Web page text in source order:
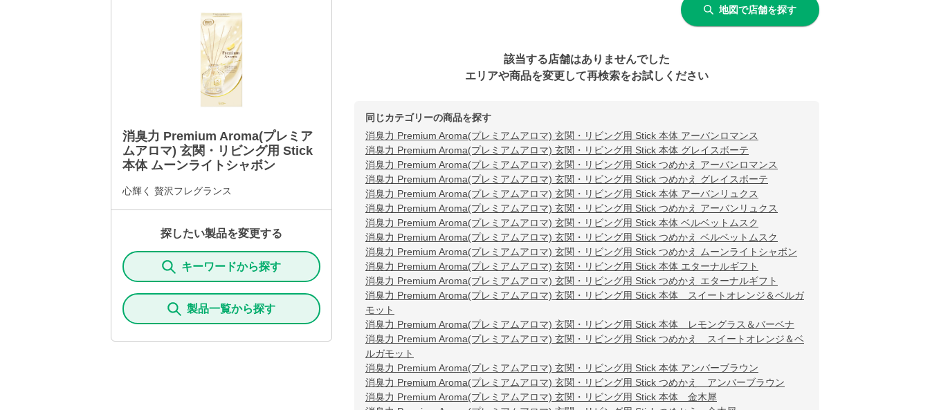
消臭力 Premium Aroma(プレミア
ムアロマ) 玄関・リビング用 Stick
本体 ムーンライトシャボン
心輝く 贅沢フレグランス
探したい製品を変更する
キーワードから探す
製品一覧から探す
地図で店舗を探す
該当する店舗はありませんでした
エリアや商品を変更して再検索をお試しください
同じカテゴリーの商品を探す
消臭力 Premium Aroma(プレミアムアロマ) 玄関・リビング用 Stick 本体 アーバンロマンス
消臭力 Premium Aroma(プレミアムアロマ) 玄関・リビング用 Stick 本体 グレイスボーテ
消臭力 Premium Aroma(プレミアムアロマ) 玄関・リビング用 Stick つめかえ アーバンロマンス
消臭力 Premium Aroma(プレミアムアロマ) 玄関・リビング用 Stick つめかえ グレイスボーテ
消臭力 Premium Aroma(プレミアムアロマ) 玄関・リビング用 Stick 本体 アーバンリュクス
消臭力 Premium Aroma(プレミアムアロマ) 玄関・リビング用 Stick つめかえ アーバンリュクス
消臭力 Premium Aroma(プレミアムアロマ) 玄関・リビング用 Stick 本体 ベルベットムスク
消臭力 Premium Aroma(プレミアムアロマ) 玄関・リビング用 Stick つめかえ ベルベットムスク
消臭力 Premium Aroma(プレミアムアロマ) 玄関・リビング用 Stick つめかえ ムーンライトシャボン
消臭力 Premium Aroma(プレミアムアロマ) 玄関・リビング用 Stick 本体 エターナルギフト
消臭力 Premium Aroma(プレミアムアロマ) 玄関・リビング用 Stick つめかえ エターナルギフト
消臭力 Premium Aroma(プレミアムアロマ) 玄関・リビング用 Stick 本体 スイートオレンジ＆ベルガ
モット
消臭力 Premium Aroma(プレミアムアロマ) 玄関・リビング用 Stick 本体 レモングラス＆バーベナ
消臭力 Premium Aroma(プレミアムアロマ) 玄関・リビング用 Stick つめかえ スイートオレンジ＆ベ
ルガモット
消臭力 Premium Aroma(プレミアムアロマ) 玄関・リビング用 Stick 本体 アンバーブラウン
消臭力 Premium Aroma(プレミアムアロマ) 玄関・リビング用 Stick つめかえ アンバーブラウン
消臭力 Premium Aroma(プレミアムアロマ) 玄関・リビング用 Stick 本体 金木犀